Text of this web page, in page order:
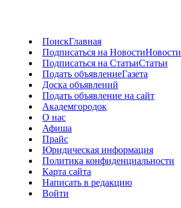
ПоискГлавная
Подписаться на НовостиНовости
Подписаться на СтатьиСтатьи
Подать объявлениеГазета
Доска объявлений
Подать объявление на сайт
Академгородок
О нас
Афиша
Прайс
Юридическая информация
Политика конфиденциальности
Карта сайта
Написать в редакцию
Войти